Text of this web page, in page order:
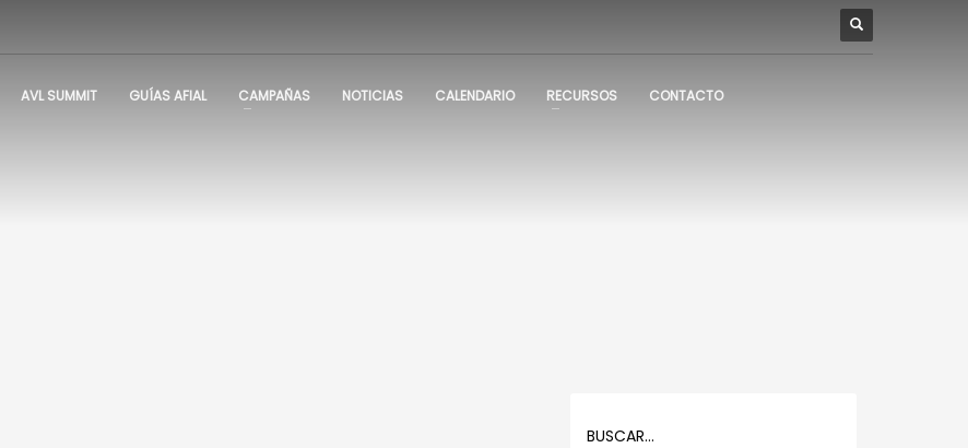
AVL SUMMIT GUÍAS AFIAL CAMPAÑAS NOTICIAS CALENDARIO RECURSOS CONTACTO
BUSCAR…